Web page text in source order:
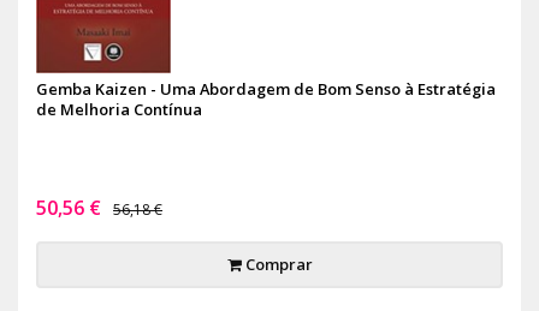
Gemba Kaizen - Uma Abordagem de Bom Senso à Estratégia
de Melhoria Contínua
50,56 € 56,18 €
Comprar